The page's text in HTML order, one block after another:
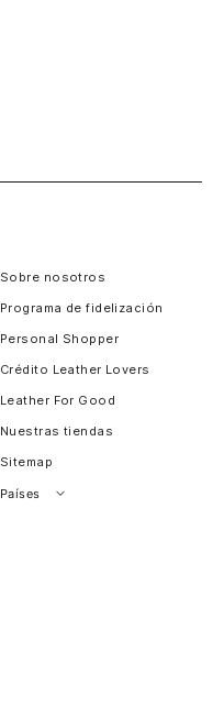
Sobre nosotros
Programa de fidelización
Personal Shopper
Crédito Leather Lovers
Leather For Good
Nuestras tiendas
Sitemap
Países